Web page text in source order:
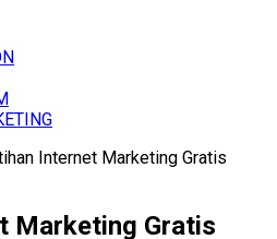
Internet Marketing Gratis
Marketing Gratis